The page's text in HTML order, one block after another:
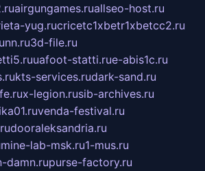
airgungames.ruallseo-host.ru
yug.rucricetc1xbetr1xbetcc2.ru
3d-file.ru
uafoot-statti.rue-abis1c.ru
kts-services.rudark-sand.ru
x-legion.rusib-archives.ru
venda-festival.ru
dooraleksandria.ru
mine-lab-msk.ru1-mus.ru
damn.rupurse-factory.ru